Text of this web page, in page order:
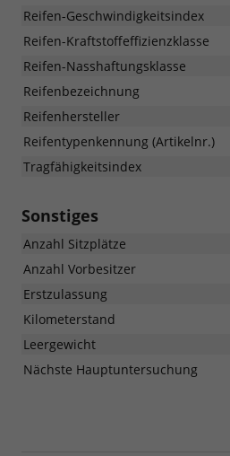
Reifen-Geschwindigkeitsindex
Reifen-Kraftstoffeffizienzklasse
Reifen-Nasshaftungsklasse
Reifenbezeichnung
Reifenhersteller
Reifentypenkennung (Artikelnr.)
Tragfähigkeitsindex
Sonstiges
Anzahl Sitzplätze
Anzahl Vorbesitzer
Erstzulassung
Kilometerstand
Leergewicht
Nächste Hauptuntersuchung